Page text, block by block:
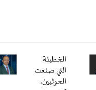
الخطيئة
التي صنعت
الحوثيين..